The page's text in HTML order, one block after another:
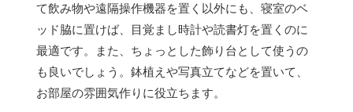
て飲み物や遠隔操作機器を置く以外にも、寝室のベ
ッド脇に置けば、目覚まし時計や読書灯を置くのに
最適です。また、ちょっとした飾り台として使うの
も良いでしょう。鉢植えや写真立てなどを置いて、
お部屋の雰囲気作りに役立ちます。